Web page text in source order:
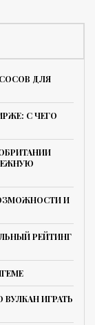
ДЛЯ
С ЧЕГО
И
РЕЙТИНГ
ВУЛКАН ИГРАТЬ